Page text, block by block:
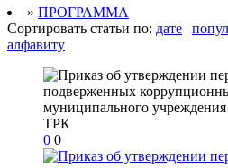
» ПРОГРАММА
Сортировать статьи по: дате |
алфавиту
0 0